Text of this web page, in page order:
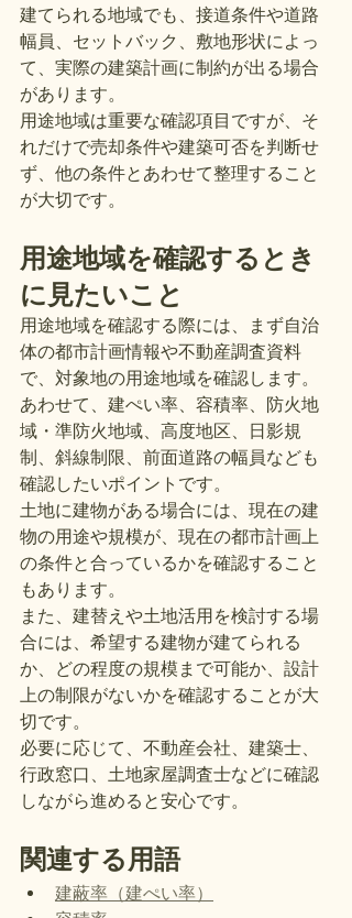
建てられる地域でも、接道条件や道路
幅員、セットバック、敷地形状によっ
て、実際の建築計画に制約が出る場合
があります。
用途地域は重要な確認項目ですが、そ
れだけで売却条件や建築可否を判断せ
ず、他の条件とあわせて整理すること
が大切です。
用途地域を確認するとき
に見たいこと
用途地域を確認する際には、まず自治
体の都市計画情報や不動産調査資料
で、対象地の用途地域を確認します。
あわせて、建ぺい率、容積率、防火地
域・準防火地域、高度地区、日影規
制、斜線制限、前面道路の幅員なども
確認したいポイントです。
土地に建物がある場合には、現在の建
物の用途や規模が、現在の都市計画上
の条件と合っているかを確認すること
もあります。
また、建替えや土地活用を検討する場
合には、希望する建物が建てられる
か、どの程度の規模まで可能か、設計
上の制限がないかを確認することが大
切です。
必要に応じて、不動産会社、建築士、
行政窓口、土地家屋調査士などに確認
しながら進めると安心です。
関連する用語
建蔽率（建ぺい率）